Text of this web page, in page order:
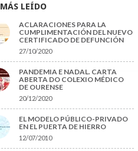
LEÍDO
ACLARACIONES PARA LA
CUMPLIMENTACIÓN DEL NUEVO
CERTIFICADO DE DEFUNCIÓN
27/10/2020
PANDEMIA E NADAL. CARTA
ABERTA DO COLEXIO MÉDICO
DE OURENSE
20/12/2020
EL MODELO PÚBLICO-PRIVADO
EN EL PUERTA DE HIERRO
12/07/2010